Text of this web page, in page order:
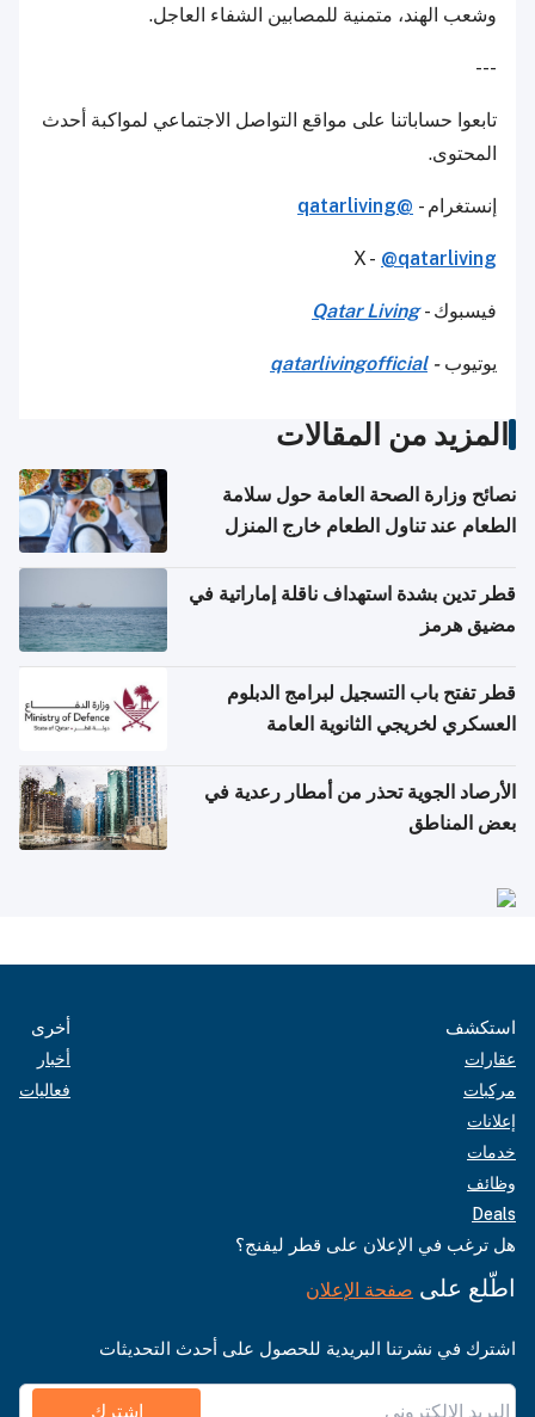
وشعب الهند، متمنية للمصابين الشفاء العاجل.
---
تابعوا حساباتنا على مواقع التواصل الاجتماعي لمواكبة أحدث
المحتوى.
إنستغرام - @qatarliving
X - @qatarliving
فيسبوك -Qatar Living
يوتيوب-
qatarlivingofficial
المزيد من المقالات
نصائح وزارة الصحة العامة حول سلامة
الطعام عند تناول الطعام خارج المنزل
قطر تدين بشدة استهداف ناقلة إماراتية في
مضيق هرمز
قطر تفتح باب التسجيل لبرامج الدبلوم
العسكري لخريجي الثانوية العامة
الأرصاد الجوية تحذر من أمطار رعدية في
بعض المناطق
استكشف
عقارات
مركبات
إعلانات
خدمات
وظائف
Deals
أخرى
أخبار
فعاليات
هل ترغب في الإعلان على قطر ليفنج؟
اطّلع على صفحة الإعلان
اشترك في نشرتنا البريدية للحصول على أحدث التحديثات
اشترك